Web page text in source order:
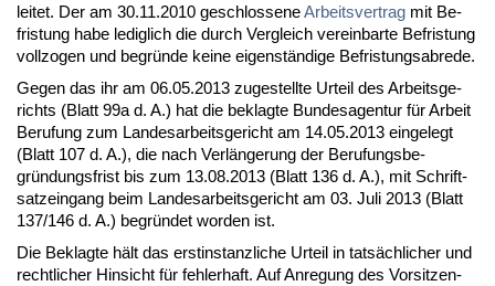
lei­tet. Der am 30.11.2010 ge­schlos­se­neAr­beits­ver­trag mit Be­
fris­tung ha­be le­dig­lich die durch Ver­gleich ver­ein­bar­te Be­fris­tung
voll­zo­gen und be­gründe kei­ne ei­genständi­ge Be­fris­tungs­ab­re­de.
Ge­gen das ihr am 06.05.2013 zu­ge­stell­te Ur­teil des Ar­beits­ge­
richts (Blatt 99a d. A.) hat die be­klag­te Bun­des­agen­tur für Ar­beit
Be­ru­fung zum Lan­des­ar­beits­ge­richt am 14.05.2013 ein­ge­legt
(Blatt 107 d. A.), die nach Verlänge­rung der Be­ru­fungs­be­
gründungs­frist bis zum 13.08.2013 (Blatt 136 d. A.), mit Schrift­
satz­ein­gang beim Lan­des­ar­beits­ge­richt am 03. Ju­li 2013 (Blatt
137/146 d. A.) be­gründet wor­den ist.
Die Be­klag­te hält das erst­in­stanz­li­che Ur­teil in tatsäch­li­cher und
recht­li­cher Hin­sicht für feh­ler­haft. Auf An­re­gung des Vor­sit­zen­